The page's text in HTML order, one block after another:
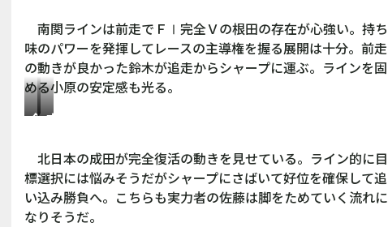
南関ラインは前走でＦⅠ完全Ｖの根田の存在が心強い。持ち
味のパワーを発揮してレースの主導権を握る展開は十分。前走
の動きが良かった鈴木が追走からシャープに運ぶ。ラインを固
める小原の安定感も光る。
鈴
裕
成
和
也
北日本の成田が完全復活の動きを見せている。ライン的に目
標選択には悩みそうだがシャープにさばいて好位を確保して追
い込み勝負へ。こちらも実力者の佐藤は脚をためていく流れに
なりそうだ。